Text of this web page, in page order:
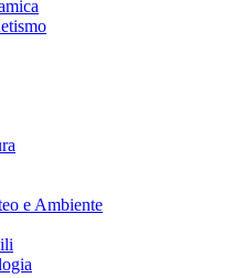
e Ambiente